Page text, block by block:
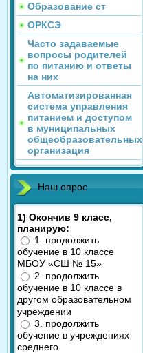
Образование ст
ОРКСЭ
Часто задаваемые
вопросы родителей
по питанию и ответы
на них
Автоматизированная
система управления
питанием и доступом
в муниципальных
общеобразовательных
организация
Наш опрос
1) Окончив 9 класс,
планирую:
1. продолжить
обучение в 10 классе
МБОУ «СШ № 15»
2. продолжить
обучение в 10 классе в
другом образовательном
учреждении
3. продолжить
обучение в учреждениях
среднего